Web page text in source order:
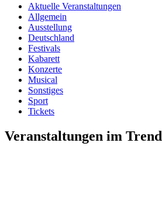
Aktuelle Veranstaltungen
Allgemein
Ausstellung
Deutschland
Festivals
Kabarett
Konzerte
Musical
Sonstiges
Sport
Tickets
Veranstaltungen im Trend